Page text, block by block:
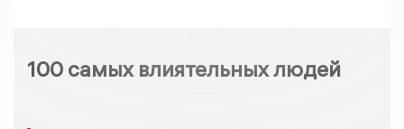
100 самых влиятельных людей